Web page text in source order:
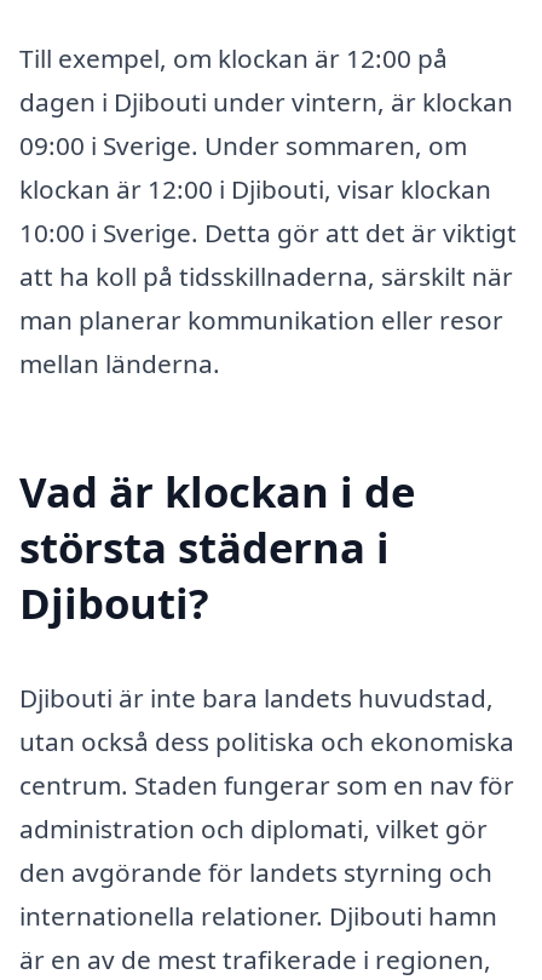
Till exempel, om klockan är 12:00 på
dagen i Djibouti under vintern, är klockan
09:00 i Sverige. Under sommaren, om
klockan är 12:00 i Djibouti, visar klockan
10:00 i Sverige. Detta gör att det är viktigt
att ha koll på tidsskillnaderna, särskilt när
man planerar kommunikation eller resor
mellan länderna.
Vad är klockan i de
största städerna i
Djibouti?
Djibouti är inte bara landets huvudstad,
utan också dess politiska och ekonomiska
centrum. Staden fungerar som en nav för
administration och diplomati, vilket gör
den avgörande för landets styrning och
internationella relationer. Djibouti hamn
är en av de mest trafikerade i regionen,